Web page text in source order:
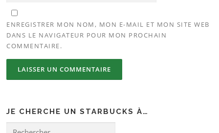
ENREGISTRER MON NOM, MON E-MAIL ET MON SITE WEB
DANS LE NAVIGATEUR POUR MON PROCHAIN
COMMENTAIRE.
JE CHERCHE UN STARBUCKS À…